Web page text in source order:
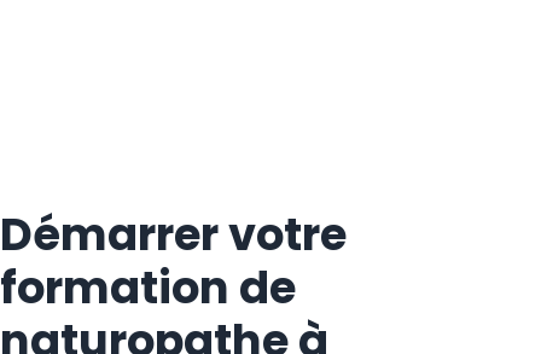
Démarrer votre
formation de
naturopathe à